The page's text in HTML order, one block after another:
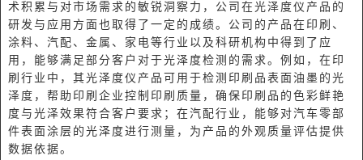
术积累与对市场需求的敏锐洞察力，公司在光泽度仪产品的
研发与应用方面也取得了一定的成绩。公司的产品在印刷、
涂料、汽配、金属、家电等行业以及科研机构中得到了应
用，能够满足部分客户对于光泽度检测的需求。例如，在印
刷行业中，其光泽度仪产品可用于检测印刷品表面油墨的光
泽度，帮助印刷企业控制印刷质量，确保印刷品的色彩鲜艳
度与光泽效果符合客户要求；在汽配行业，能够对汽车零部
件表面涂层的光泽度进行测量，为产品的外观质量评估提供
数据依据。